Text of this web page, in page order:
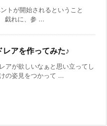
が開始されるということ
れに、参 ...
レアを作ってみた♪
アが欲しいなぁと思い立ってし
の姿見をつかって ...